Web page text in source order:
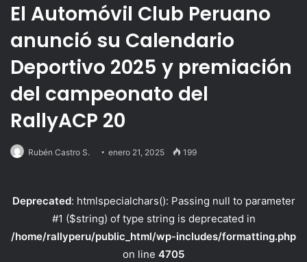
El Automóvil Club Peruano
anunció su Calendario
Deportivo 2025 y premiación
del campeonato del
RallyACP 20
Rubén Castro S. enero 21, 2025 199
Deprecated: htmlspecialchars(): Passing null to parameter
#1 ($string) of type string is deprecated in
/home/rallyperu/public_html/wp-includes/formatting.php
on line 4705